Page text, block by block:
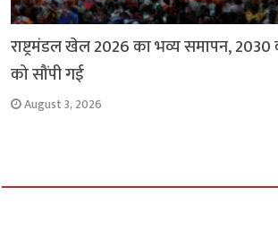
राष्ट्रमंडल खेल 2026 का भव्य समापन, 2030
को सौंपी गई
August 3, 2026